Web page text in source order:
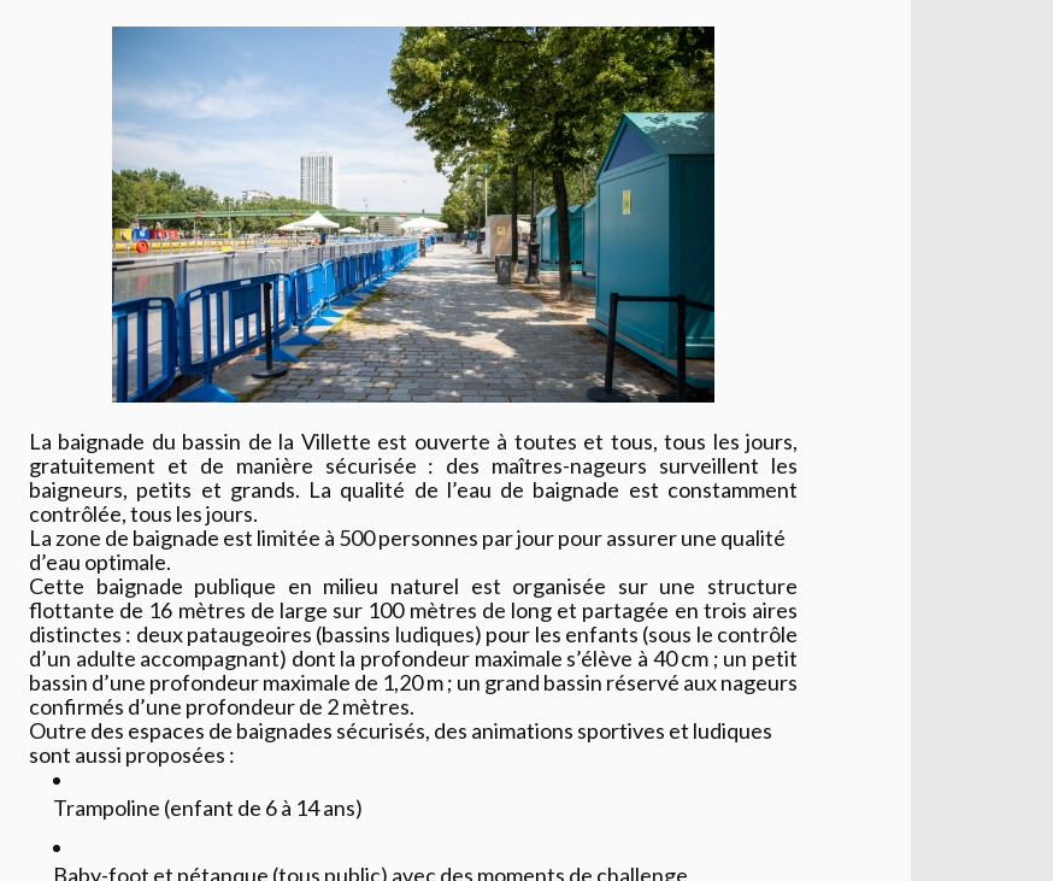
La baignade du bassin de la Villette est ouverte à toutes et tous, tous les jours,
gratuitement et de manière sécurisée : des maîtres-nageurs surveillent les
baigneurs, petits et grands. La qualité de l’eau de baignade est constamment
contrôlée, tous les jours.
La zone de baignade est limitée à 500 personnes par jour pour assurer une qualité
d’eau optimale.
Cette baignade publique en milieu naturel est organisée sur une structure
flottante de 16 mètres de large sur 100 mètres de long et partagée en trois aires
distinctes : deux pataugeoires (bassins ludiques) pour les enfants (sous le contrôle
d’un adulte accompagnant) dont la profondeur maximale s’élève à 40 cm ; un petit
bassin d’une profondeur maximale de 1,20 m ; un grand bassin réservé aux nageurs
confirmés d’une profondeur de 2 mètres.
Outre des espaces de baignades sécurisés, des animations sportives et ludiques
sont aussi proposées :
Trampoline (enfant de 6 à 14 ans)
Baby-foot et pétanque (tous public) avec des moments de challenge